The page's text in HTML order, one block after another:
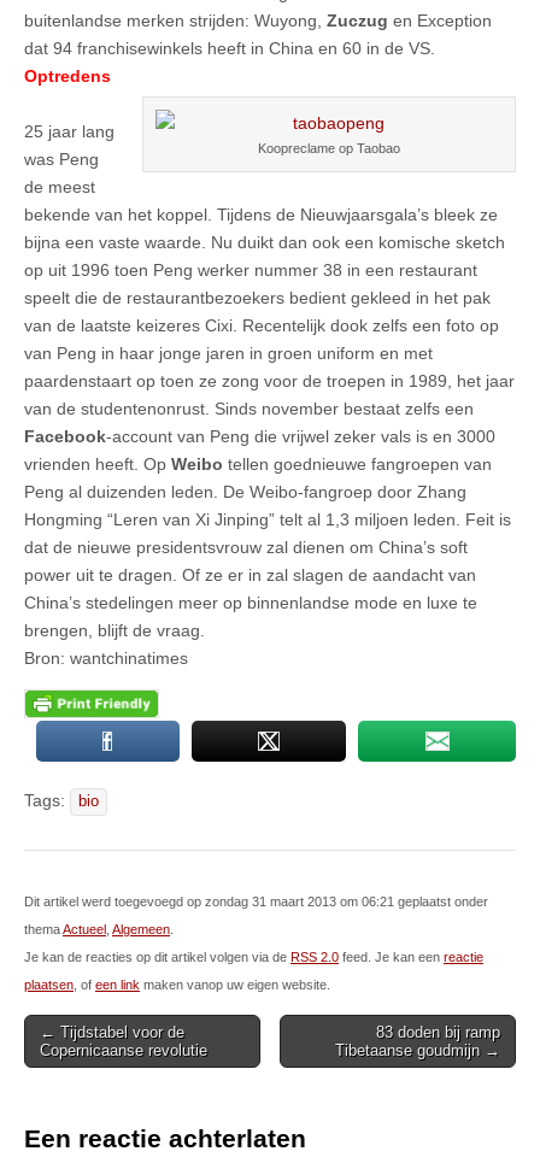
buitenlandse merken strijden: Wuyong, Zuczug en Exception
dat 94 franchisewinkels heeft in China en 60 in de VS.
Optredens
Koopreclame op Taobao
25 jaar lang
was Peng
de meest
bekende van het koppel. Tijdens de Nieuwjaarsgala’s bleek ze
bijna een vaste waarde. Nu duikt dan ook een komische sketch
op uit 1996 toen Peng werker nummer 38 in een restaurant
speelt die de restaurantbezoekers bedient gekleed in het pak
van de laatste keizeres Cixi. Recentelijk dook zelfs een foto op
van Peng in haar jonge jaren in groen uniform en met
paardenstaart op toen ze zong voor de troepen in 1989, het jaar
van de studentenonrust. Sinds november bestaat zelfs een
Facebook-account van Peng die vrijwel zeker vals is en 3000
vrienden heeft. Op Weibo tellen goednieuwe fangroepen van
Peng al duizenden leden. De Weibo-fangroep door Zhang
Hongming “Leren van Xi Jinping” telt al 1,3 miljoen leden. Feit is
dat de nieuwe presidentsvrouw zal dienen om China’s soft
power uit te dragen. Of ze er in zal slagen de aandacht van
China’s stedelingen meer op binnenlandse mode en luxe te
brengen, blijft de vraag.
Bron: wantchinatimes
Tags: bio
Dit artikel werd toegevoegd op zondag 31 maart 2013 om 06:21 geplaatst onder
themaActueel Algemeen
Je kan de reacties op dit artikel volgen via de RSS 2.0 feed. Je kan een reactie
plaatsen , of een link maken vanop uw eigen website.
Post
navigation
← Tijdstabel voor de
Copernicaanse revolutie
83 doden bij ramp
Tibetaanse goudmijn →
Een reactie achterlaten